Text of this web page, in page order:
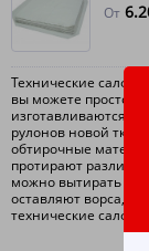
От
Технические
вы можете просто
изготавливаются в
рулонов новой
обтирочные
протирают
можно вытирать
оставляют ворса,
технические